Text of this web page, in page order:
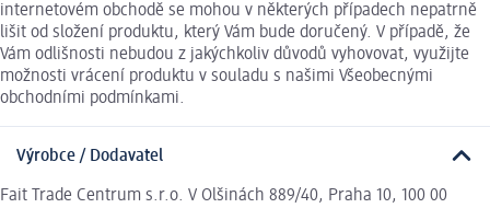
internetovém obchodě se mohou v některých případech nepatrně
lišit od složení produktu, který Vám bude doručený. V případě, že
Vám odlišnosti nebudou z jakýchkoliv důvodů vyhovovat, využijte
možnosti vrácení produktu v souladu s našimi Všeobecnými
obchodními podmínkami.
Výrobce / Dodavatel
Fait Trade Centrum s.r.o. V Olšinách 889/40, Praha 10, 100 00